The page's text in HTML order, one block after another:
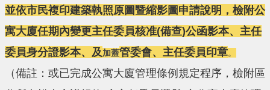
並依市民複印建築執照原圖暨縮影圖申請說明 ，檢附公
寓大廈任期內變更主任委員核准(備查)公函影本、主任
委員身分證影本、及加蓋管委會、主任委員印章。
（備註：或已完成公寓大廈管理條例規定程序，檢附區